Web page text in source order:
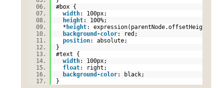
#box {
width: 100px;
height: 100%;
* height: expression(parentNode.offsetHeight
background-color: red ;
position:absolute;
}
#text {
width: 100px;
float: right ;
background-color: black;
}